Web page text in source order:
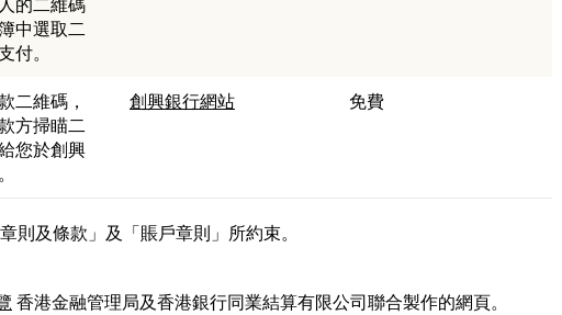
中選取二
付。
二維碼，
方掃瞄二
您於創興
創興銀行網站 免費
及條款」及「賬戶章則」所約束。
香港金融管理局及香港銀行同業結算有限公司聯合製作的網頁。